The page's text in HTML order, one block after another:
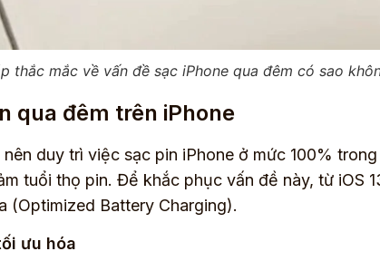
thắc mắc về vấn đề sạc iPhone qua đêm có sao
qua đêm trên iPhone
duy trì việc sạc pin iPhone ở mức 100%
tuổi thọ pin. Để khắc phục vấn đề này, từ iOS
(Optimized Battery Charging).
ưu hóa